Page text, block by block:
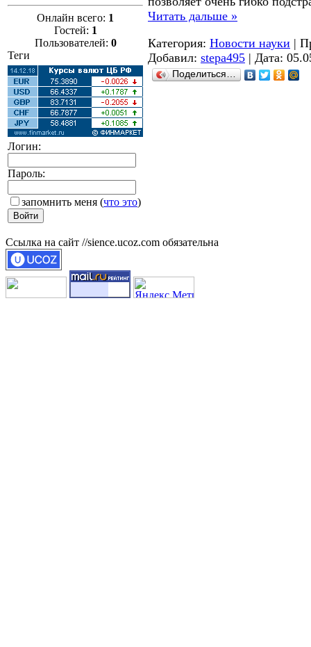
Онлайн всего: 1
Гостей: 1
Пользователей: 0
Теги
Логин:
Пароль:
запомнить меня (что это)
Читать дальше »
Категория: Новости науки |
Добавил: stepa495 | Дата:
Поделиться…
Ссылка на сайт //sience.ucoz.com обязательна